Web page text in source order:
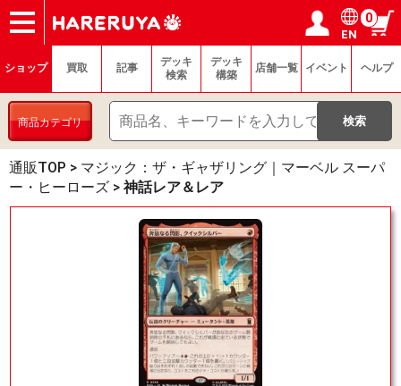
ショップ
買取
記事
デッキ検索
デッキ構築
選手一覧
店舗一覧
イベント
ヘルプ
お問い合わせ ログイン／会員登録
マイページ
EN
0
ショップ 買取 記事
デッキ
検索
デッキ
構築
店舗一覧 イベント ヘルプ
商品カテゴリ
通販TOP > マジック：ザ・ギャザリング｜マーベル スーパ
ー・ヒーローズ > 神話レア＆レア